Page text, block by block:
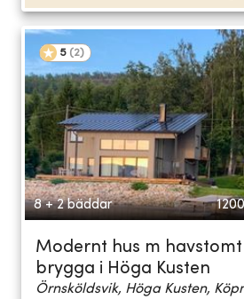
5 (2)
8 + 2 bäddar
Modernt hus m havstomt
brygga i Höga Kusten
Örnsköldsvik, Höga Kusten,